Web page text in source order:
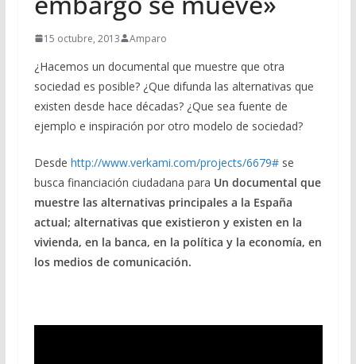
15 octubre, 2013 Amparo
¿Hacemos un documental que muestre que otra
sociedad es posible? ¿Que difunda las alternativas que
existen desde hace décadas? ¿Que sea fuente de
ejemplo e inspiración por otro modelo de sociedad?
Desde http://www.verkami.com/projects/6679#se
busca financiación ciudadana para Un documental que
muestre las alternativas principales a la España
actual; alternativas que existieron y existen en la
vivienda, en la banca, en la política y la economía, en
los medios de comunicación.